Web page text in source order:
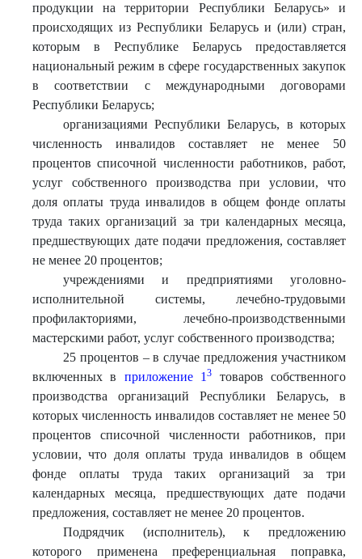
продукции на территории Республики Беларусь» и
происходящих из Республики Беларусь и (или) стран,
которым в Республике Беларусь предоставляется
национальный режим в сфере государственных закупок
в соответствии с международными договорами
Республики Беларусь;
организациями Республики Беларусь, в которых
численность инвалидов составляет не менее 50
процентов списочной численности работников, работ,
услуг собственного производства при условии, что
доля оплаты труда инвалидов в общем фонде оплаты
труда таких организаций за три календарных месяца,
предшествующих дате подачи предложения, составляет
не менее 20 процентов;
учреждениями и предприятиями уголовно-
исполнительной системы, лечебно-трудовыми
профилакториями, лечебно-производственными
мастерскими работ, услуг собственного производства;
25 процентов – в случае предложения участником
включенных в приложение 13
товаров собственного
производства организаций Республики Беларусь, в
которых численность инвалидов составляет не менее 50
процентов списочной численности работников, при
условии, что доля оплаты труда инвалидов в общем
фонде оплаты труда таких организаций за три
календарных месяца, предшествующих дате подачи
предложения, составляет не менее 20 процентов.
Подрядчик (исполнитель), к предложению
которого применена преференциальная поправка,